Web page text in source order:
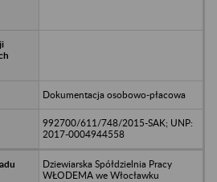
Dokumentacja osobowo-płacowa
992700/611/748/2015-SAK; UNP:
2017-0004944558
Dziewiarska Spółdzielnia Pracy
WŁODEMA we Włocławku